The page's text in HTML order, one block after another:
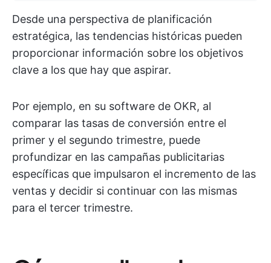
Desde una perspectiva de planificación
estratégica, las tendencias históricas pueden
proporcionar información sobre los objetivos
clave a los que hay que aspirar.
Por ejemplo, en su software de OKR, al
comparar las tasas de conversión entre el
primer y el segundo trimestre, puede
profundizar en las campañas publicitarias
específicas que impulsaron el incremento de las
ventas y decidir si continuar con las mismas
para el tercer trimestre.